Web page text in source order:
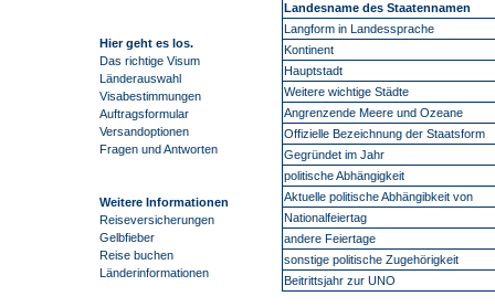
Hier geht es los.
Das richtige Visum
Länderauswahl
Visabestimmungen
Auftragsformular
Versandoptionen
Fragen und Antworten
Weitere Informationen
Reiseversicherungen
Gelbfieber
Reise buchen
Länderinformationen
Landesname des Staatennamen
Langform in Landessprache
Kontinent
Hauptstadt
Weitere wichtige Städte
Angrenzende Meere und Ozeane
Offizielle Bezeichnung der Staatsform
Gegründet im Jahr
politische Abhängigkeit
Aktuelle politische Abhängibkeit von
Nationalfeiertag
andere Feiertage
sonstige politische Zugehörigkeit
Beitrittsjahr zur UNO